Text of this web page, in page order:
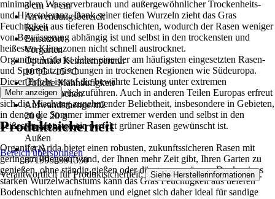
3 cm - 4 cm
Anwendungsbereich
Rasen
Einsatzort
Vorgarten
Optimale Keimtemperatur
10 °C - 15 °C
Übliche Mähhäufigkeit
Alle 2 Wochen
Aufwandsmenge/m2
20 g - 20 g
Einsatzbereich
Außen
EAN
8719958991330
minimalem Wasserverbrauch und außergewöhnlicher Trockenheits-
und Hitzetoleranz. Dank seiner tiefen Wurzeln zieht das Gras
Feuchtigkeit aus tieferen Bodenschichten, wodurch der Rasen weniger
von Bewässerung abhängig ist und selbst in den trockensten und
heißesten Klimazonen nicht schnell austrocknet.
Organifer Arida ist daher eine der am häufigsten eingesetzten Rasen-
und Sportplatzmischungen in trockenen Regionen wie Südeuropa.
Dieser Erfolg ist auf die bewährte Leistung unter extremen
Bedingungen zurückzuführen. Auch in anderen Teilen Europas erfreut
sich die Mischung zunehmender Beliebtheit, insbesondere in Gebieten,
in denen die Sommer immer extremer werden und selbst in den
heißesten Monaten ein perfekt grüner Rasen gewünscht ist.
Organifer Arida bietet einen robusten, zukunftssicheren Rasen mit
geringem Pflegeaufwand, der Ihnen mehr Zeit gibt, Ihren Garten zu
genießen, ohne ständig gießen oder düngen zu müssen. Dank seines
starken Wurzelwachstums kann das Gras Feuchtigkeit aus tieferen
Bodenschichten aufnehmen und eignet sich daher ideal für sandige
Mehr anzeigen
Produktsicherheit
Bereich überspringen
Verantwortlich für Produktsicherheit: Siehe Herstellerinformationen .